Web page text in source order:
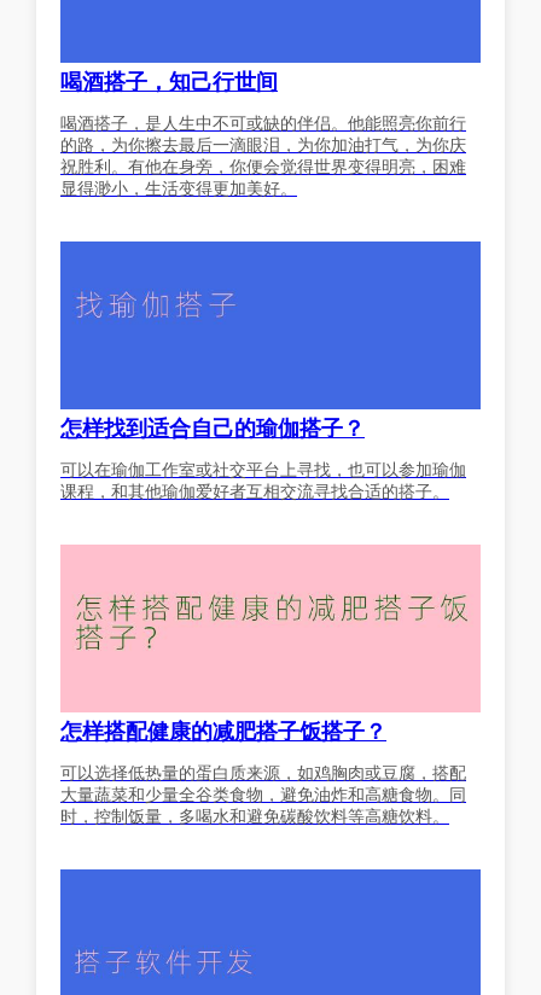
喝酒搭子，知己行世间
喝酒搭子，是人生中不可或缺的伴侣。他能照亮你前行
的路，为你擦去最后一滴眼泪，为你加油打气，为你庆
祝胜利。有他在身旁，你便会觉得世界变得明亮，困难
显得渺小，生活变得更加美好。
怎样找到适合自己的瑜伽搭子？
可以在瑜伽工作室或社交平台上寻找，也可以参加瑜伽
课程，和其他瑜伽爱好者互相交流寻找合适的搭子。
怎样搭配健康的减肥搭子饭搭子？
可以选择低热量的蛋白质来源，如鸡胸肉或豆腐，搭配
大量蔬菜和少量全谷类食物，避免油炸和高糖食物。同
时，控制饭量，多喝水和避免碳酸饮料等高糖饮料。